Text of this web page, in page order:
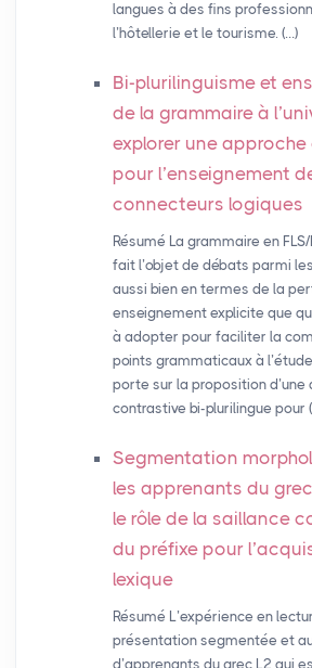
langues à des fins
l’hôtellerie et le tourisme. (…)
Bi-plurilinguisme et
de la grammaire à
explorer une
pour l’enseignement
connecteurs logiques
Résumé La grammaire en
fait l’objet de débats parmi
aussi bien en termes de la
enseignement explicite que
à adopter pour faciliter la
points grammaticaux à
porte sur la proposition d’une
contrastive bi-plurilingue pour
Segmentation
les apprenants du
le rôle de la saillance
du préfixe pour
lexique
Résumé L’expérience en
présentation segmentée et
d’apprenants du grec L2 qui